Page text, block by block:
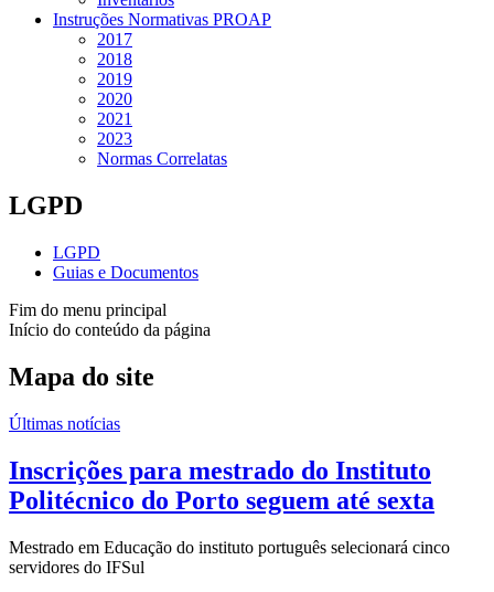
Instruções Normativas PROAP
2017
2018
2019
2020
2021
2023
Normas Correlatas
LGPD
LGPD
Guias e Documentos
Fim do menu principal
Início do conteúdo da página
Mapa do site
Últimas notícias
Inscrições para mestrado do Instituto
Politécnico do Porto seguem até sexta
Mestrado em Educação do instituto português selecionará cinco
servidores do IFSul